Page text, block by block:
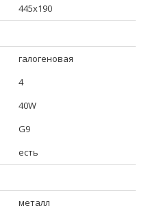
445x190
галогеновая
4
40W
G9
есть
металл